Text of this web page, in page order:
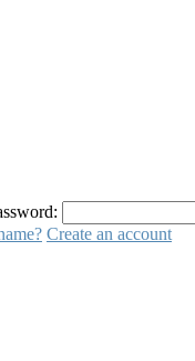
Create an account